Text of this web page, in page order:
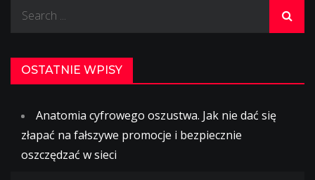
OSTATNIE WPISY
Anatomia cyfrowego oszustwa. Jak nie dać się
złapać na fałszywe promocje i bezpiecznie
oszczędzać w sieci